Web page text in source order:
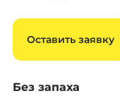
Оставить заявку
Без запаха